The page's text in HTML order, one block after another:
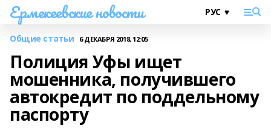
Ермекеевские новости
Общие статьи 6 ДЕКАБРЯ 2018, 12:05
Полиция Уфы ищет
мошенника, получившего
автокредит по поддельному
паспорту